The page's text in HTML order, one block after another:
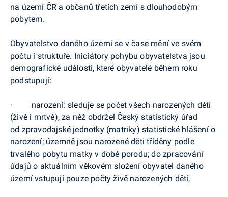
na území ČR a občanů třetích zemí s dlouhodobým
pobytem.
Obyvatelstvo daného území se v čase mění ve svém
počtu i struktuře. Iniciátory pohybu obyvatelstva jsou
demografické události, které obyvatelé během roku
podstupují:
·
narození: sleduje se počet všech narozených dětí
(živě i mrtvě), za něž obdržel Český statistický úřad
od zpravodajské jednotky (matriky) statistické hlášení o
narození; územně jsou narozené děti tříděny podle
trvalého pobytu matky v době porodu; do zpracování
údajů o aktuálním věkovém složení obyvatel daného
území vstupují pouze počty živě narozených dětí,